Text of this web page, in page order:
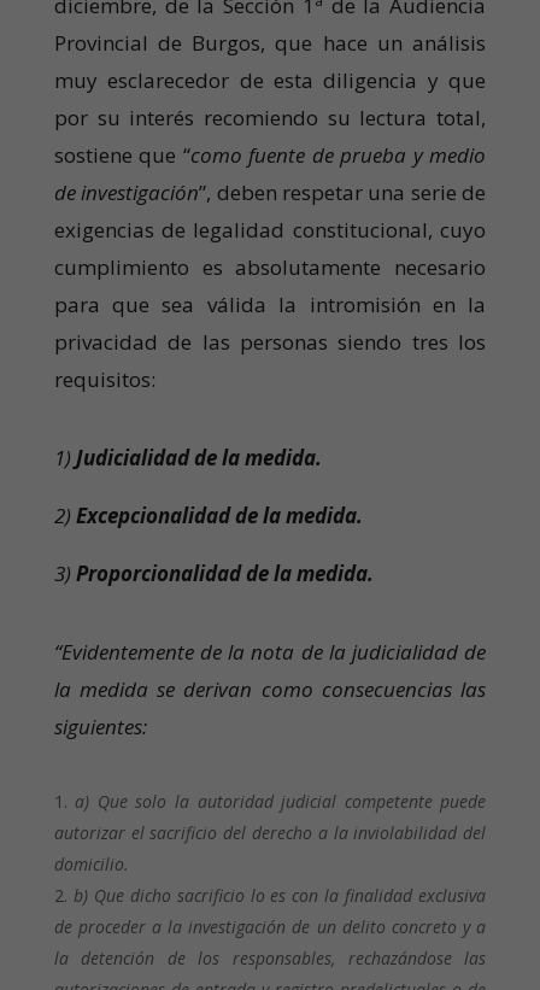
Provincial de Burgos, que hace un análisis
muy esclarecedor de esta diligencia y que
por su interés recomiendo su lectura total,
sostiene que “como fuente de prueba y medio
de investigación”, deben respetar una serie de
exigencias de legalidad constitucional, cuyo
cumplimiento es absolutamente necesario
para que sea válida la intromisión en la
privacidad de las personas siendo tres los
requisitos:
1) Judicialidad de la medida.
2) Excepcionalidad de la medida.
3) Proporcionalidad de la medida.
“Evidentemente de la nota de la judicialidad de
la medida se derivan como consecuencias las
siguientes:
a) Que solo la autoridad judicial competente puede
autorizar el sacrificio del derecho a la inviolabilidad del
domicilio.
b) Que dicho sacrificio lo es con la finalidad exclusiva
de proceder a la investigación de un delito concreto y a
la detención de los responsables, rechazándose las